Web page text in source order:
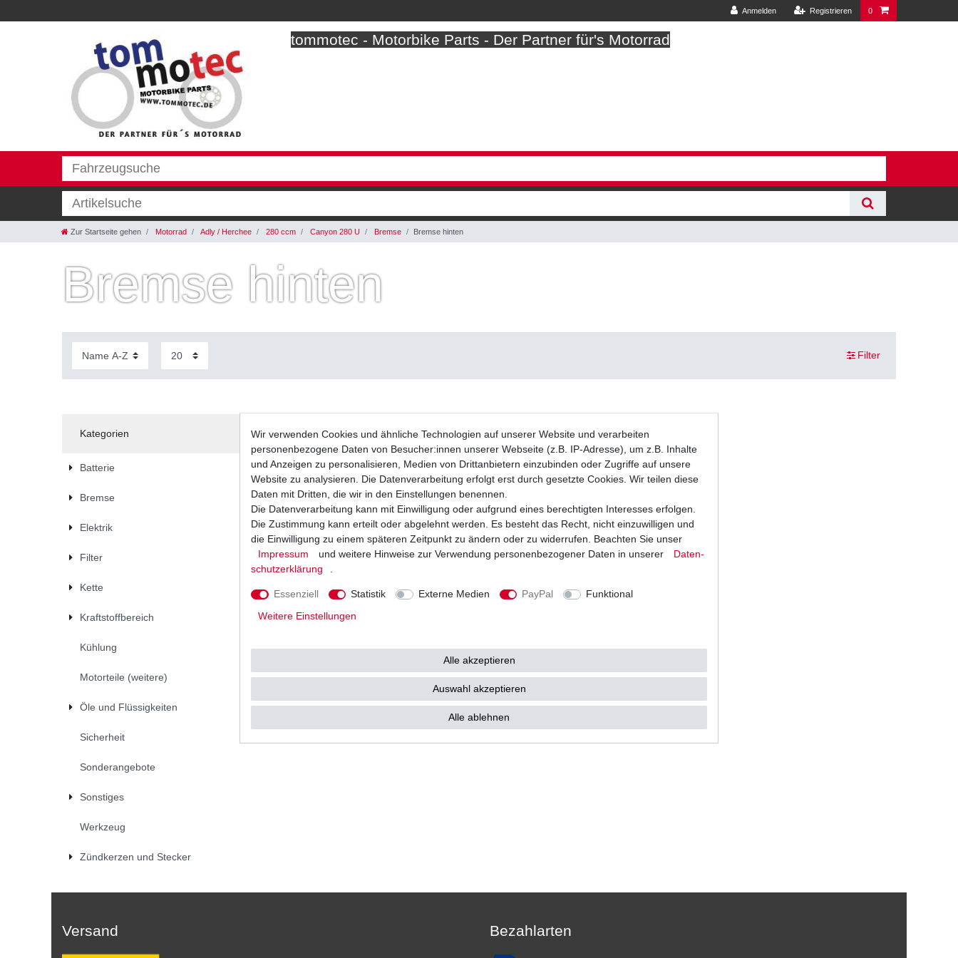
Anmelden Registrieren 0
tommotec - Motorbike Parts - Der Partner für's Motorrad
Zur Startseite gehen Motorrad Adly / Herchee 280 ccm Canyon 280 U Bremse Bremse hinten
Bremse hinten
Filter
Kategorien
Batterie
Bremse
Elektrik
Filter
Kette
Kraftstoffbereich
Kühlung
Motorteile (weitere)
Öle und Flüssigkeiten
Sicherheit
Sonderangebote
Sonstiges
Werkzeug
Zündkerzen und Stecker
Bremsbeläge EBC FA 431 TT FA431TT Standard
UVP 40,43 € 27,67 € *
*inkl. ges. MwSt.zzgl.Versandkosten
Versand Bezahlarten
Wir verwenden Cookies und ähnliche Technologien auf unserer Website und verarbeiten
personenbezogene Daten von Besucher:innen unserer Webseite (z.B. IP-Adresse), um z.B. Inhalte
und Anzeigen zu personalisieren, Medien von Drittanbietern einzubinden oder Zugriffe auf unsere
Website zu analysieren. Die Datenverarbeitung erfolgt erst durch gesetzte Cookies. Wir teilen diese
Daten mit Dritten, die wir in den Einstellungen benennen.
Die Datenverarbeitung kann mit Einwilligung oder aufgrund eines berechtigten Interesses erfolgen.
Die Zustimmung kann erteilt oder abgelehnt werden. Es besteht das Recht, nicht einzuwilligen und
die Einwilligung zu einem späteren Zeitpunkt zu ändern oder zu widerrufen. Beachten Sie unser
Impressum
und weitere Hinweise zur Verwendung personenbezogener Daten in unserer
Daten­
schutz­erklärung
Essenziell Statistik Externe Medien PayPal
Funktional
Weitere Einstellungen
Alle akzeptieren
Auswahl akzeptieren
Alle ablehnen